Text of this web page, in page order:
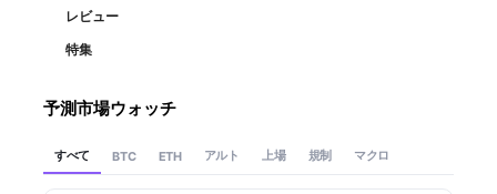
レビュー
特集
予測市場ウォッチ
すべて BTC ETH アルト 上場 規制 マクロ